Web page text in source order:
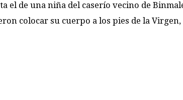
el de una niña del caserío vecino de
colocar su cuerpo a los pies de la Virgen,